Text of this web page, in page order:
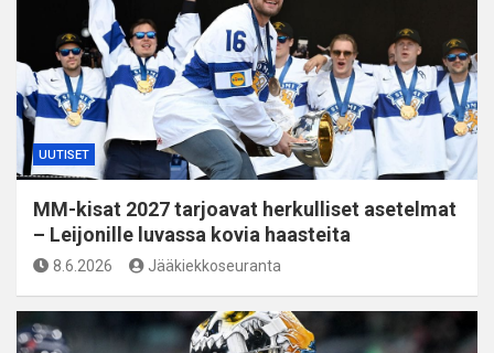
UUTISET
MM-kisat 2027 tarjoavat herkulliset asetelmat
– Leijonille luvassa kovia haasteita
8.6.2026 Jääkiekkoseuranta